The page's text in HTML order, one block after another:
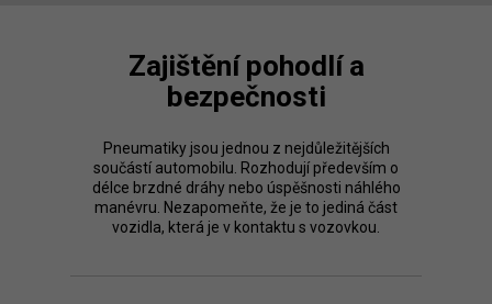
Zajištění pohodlí a
bezpečnosti
Pneumatiky jsou jednou z nejdůležitějších
součástí automobilu. Rozhodují především o
délce brzdné dráhy nebo úspěšnosti náhlého
manévru. Nezapomeňte, že je to jediná část
vozidla, která je v kontaktu s vozovkou.